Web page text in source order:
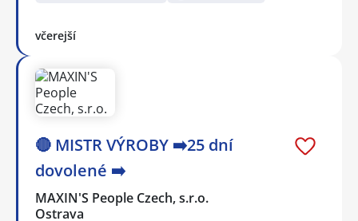
včerejší
🔴 MISTR VÝROBY ➡️25 dní
dovolené ➡️
MAXIN'S People Czech, s.r.o.
Ostrava